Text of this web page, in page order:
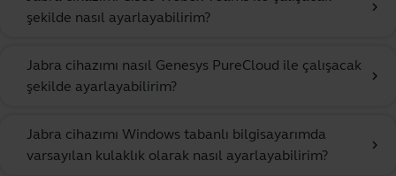
şekilde nasıl ayarlayabilirim?
chevron_right
Jabra cihazımı nasıl Genesys PureCloud ile çalışacak
şekilde ayarlayabilirim?
chevron_right
Jabra cihazımı Windows tabanlı bilgisayarımda
varsayılan kulaklık olarak nasıl ayarlayabilirim?
chevron_right